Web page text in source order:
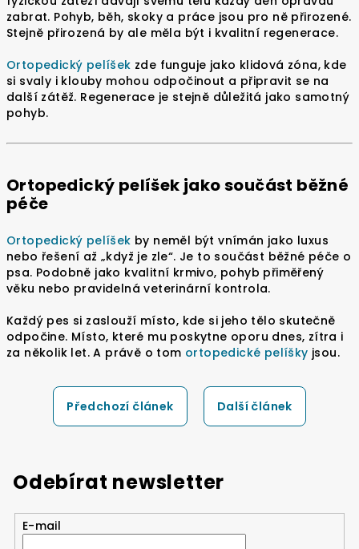
zabrat. Pohyb, běh, skoky a práce jsou pro ně přirozené.
Stejně přirozená by ale měla být i kvalitní regenerace.
Ortopedický pelíšek zde funguje jako klidová zóna, kde
si svaly i klouby mohou odpočinout a připravit se na
další zátěž. Regenerace je stejně důležitá jako samotný
pohyb.
Ortopedický pelíšek jako součást běžné
péče
Ortopedický pelíšek by neměl být vnímán jako luxus
nebo řešení až „když je zle“. Je to součást běžné péče o
psa. Podobně jako kvalitní krmivo, pohyb přiměřený
věku nebo pravidelná veterinární kontrola.
Každý pes si zaslouží místo, kde si jeho tělo skutečně
odpočine. Místo, které mu poskytne oporu dnes, zítra i
za několik let. A právě o tom ortopedické pelíšky jsou.
Předchozí článek Další článek
Odebírat newsletter
E-mail